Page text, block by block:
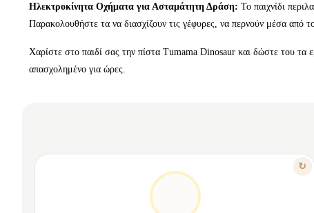
Ηλεκτροκίνητα Οχήματα για Ασταμάτητη Δράση: Το παιχνίδι
Παρακολουθήστε τα να διασχίζουν τις γέφυρες, να περνούν μέσα από
Χαρίστε στο παιδί σας την πίστα Tumama Dinosaur και δώστε του τα
απασχολημένο για ώρες.
↻
ΧΤΊΣΤΕ ΤΟ ΔΙΚΌ ΣΑΣ ΚΌΣΜΟ
Εύκαμπτα κομμάτια, αμέτρητες διαδρομές.